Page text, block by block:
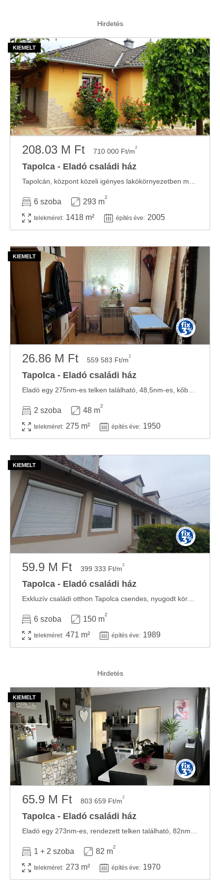
208.03 M Ft 710 000 Ft/m2
Tapolca - Eladó családi ház
6 szoba 293 m
2
telekméret: 1418 m² építés éve: 2005
26.86 M Ft 559 583 Ft/m2
Tapolca - Eladó családi ház
2 szoba 48 m
2
telekméret: 275 m² építés éve: 1950
59.9 M Ft 399 333 Ft/m2
Tapolca - Eladó családi ház
6 szoba 150 m
2
telekméret: 471 m² építés éve: 1989
65.9 M Ft 803 659 Ft/m2
Tapolca - Eladó családi ház
1 + 2 szoba 82 m
2
telekméret: 273 m² építés éve: 1970